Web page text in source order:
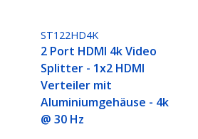
ST122HD4K
2 Port HDMI 4k Video
Splitter - 1x2 HDMI
Verteiler mit
Aluminiumgehäuse - 4k
@ 30 Hz